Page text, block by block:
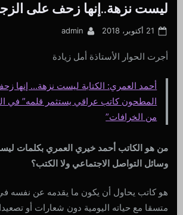
ليست نزهة..إنها زحف على
Posted
21 أكتوبر، 2018 By
admin
أجرت الحوار الأستاذة أمل زيادة
أحمد العمري: الكتابة ليست نزهة… إنها
المطحون كاتب عراقي يستثمر قلمه” في
من الخرافات”
من هو الكاتب أحمد خيري العمري بكلمات
وسائل التواصل الاجتماعي ولا الكتب؟
هو كاتب يحاول أن يكون ما يقدمه عن نفسه
متسقا مع حياته اليومية دون شعارات أو